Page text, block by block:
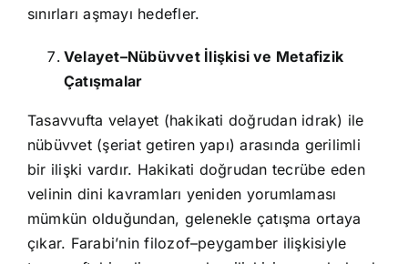
sınırları aşmayı hedefler.
Velayet–Nübüvvet İlişkisi ve Metafizik
Çatışmalar
Tasavvufta velayet (hakikati doğrudan idrak) ile
nübüvvet (şeriat getiren yapı) arasında gerilimli
bir ilişki vardır. Hakikati doğrudan tecrübe eden
velinin dini kavramları yeniden yorumlaması
mümkün olduğundan, gelenekle çatışma ortaya
çıkar. Farabi’nin filozof–peygamber ilişkisiyle